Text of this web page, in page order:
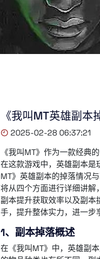
《我叫MT英雄副本
2025-02-28 06:37:21
《我叫MT》作为一款经典
在这款游戏中，英雄副本是
MT》英雄副本的掉落情况
将从四个方面进行详细讲解
副本提升获取效率以及副
手，提升整体实力，进一步
1、副本掉落概述
在《我叫MT》中，英雄副